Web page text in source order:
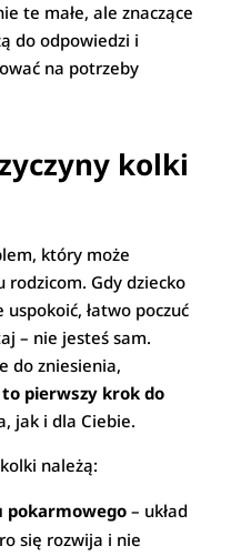
te małe, ale znaczące
do odpowiedzi i
na potrzeby
kolki
który może
rodzicom. Gdy dziecko
uspokoić, łatwo poczuć
– nie jesteś sam.
do zniesienia,
pierwszy krok do
jak i dla Ciebie.
należą:
pokarmowego – układ
się rozwija i nie